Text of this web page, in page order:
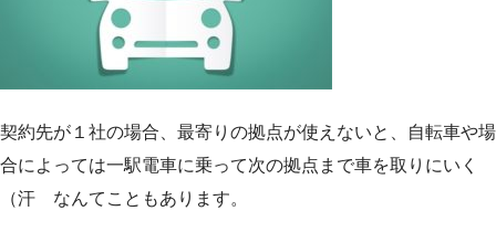
契約先が１社の場合、最寄りの拠点が使えないと、自転車や場
合によっては一駅電車に乗って次の拠点まで車を取りにいく
（汗 なんてこともあります。